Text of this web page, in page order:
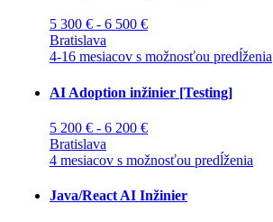
5 300 € - 6 500 €
Bratislava
4-16 mesiacov s možnosťou predĺženia
AI Adoption inžinier [Testing]
5 200 € - 6 200 €
Bratislava
4 mesiacov s možnosťou predĺženia
Java/React AI Inžinier